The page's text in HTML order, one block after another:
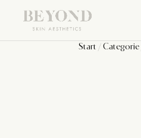
Start /Categorie